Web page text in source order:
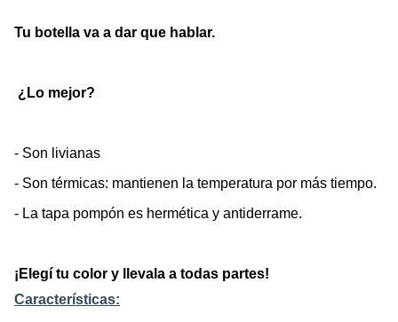
Tu botella va a dar que hablar.
¿Lo mejor?
- Son livianas
- Son térmicas: mantienen la temperatura por más tiempo.
- La tapa pompón es hermética y antiderrame.
¡Elegí tu color y llevala a todas partes!
Características: